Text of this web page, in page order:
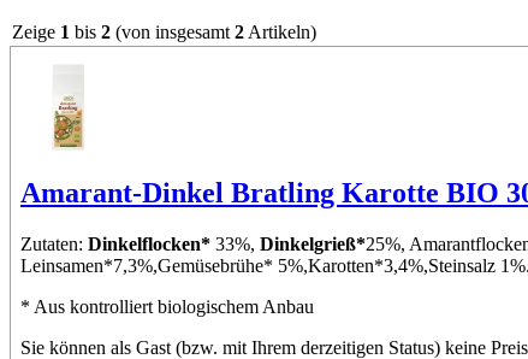
Zeige 1 bis 2 (von insgesamt 2 Artikeln)
Amarant-Dinkel Bratling Karotte BIO
Zutaten: Dinkelflocken* 33%, Dinkelgrieß*25%,
Leinsamen*7,3%,Gemüsebrühe* 5%,Karotten*3,4%,Steinsalz 1%.
* Aus kontrolliert biologischem Anbau
Sie können als Gast (bzw. mit Ihrem derzeitigen Status) keine